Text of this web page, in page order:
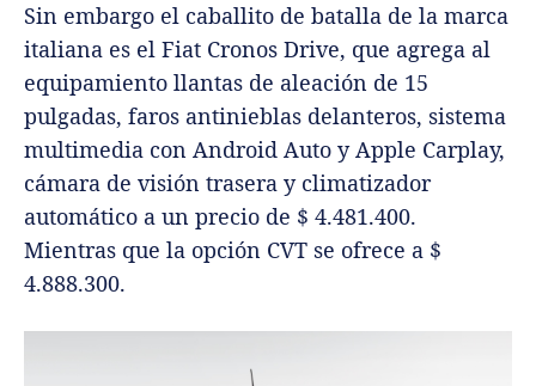
Sin embargo el caballito de batalla de la marca
italiana es el Fiat Cronos Drive, que agrega al
equipamiento llantas de aleación de 15
pulgadas, faros antinieblas delanteros, sistema
multimedia con Android Auto y Apple Carplay,
cámara de visión trasera y climatizador
automático a un precio de $ 4.481.400.
Mientras que la opción CVT se ofrece a $
4.888.300.